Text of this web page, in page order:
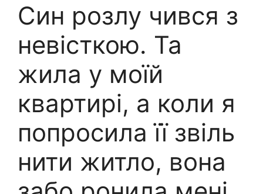
Син розлу чився з
невісткою. Та
жила у моїй
квартирі, а коли я
попросила її звіль
нити житло, вона